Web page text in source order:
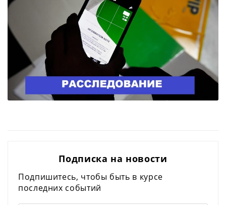
Подписка на новости
Подпишитесь, чтобы быть в курсе
последних событий